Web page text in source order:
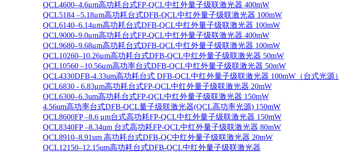
QCL4600–4.6μm高功耗台式FP-QCL中红外量子级联激光器 400mW
QCL5184 –5.18μm高功耗台式DFB-QCL中红外量子级联激光器 100mW
QCL6140–6.14μm高功耗台式DFB-QCL中红外量子级联激光器 100mW
QCL9000–9.0μm高功耗台式FP-QCL中红外量子级联激光器 400mW
QCL9680–9.68μm高功耗台式DFB-QCL中红外量子级联激光器 100mW
QCL10260–10.26μm高功耗台式DFB-QCL中红外量子级联激光器 50mW
QCL10560 –10.56μm高功率台式DFB-QCL中红外量子级联激光器 50mW
QCL4330DFB-4.33um高功耗台式 DFB-QCL中红外量子级联激光器 100mW（台式光源）
QCL6830 - 6.83μm高功耗台式FP-QCL中红外量子级联激光器 20mW
QCL6300–6.3um高功耗台式FP-QCL中红外量子级联激光器 150mW
4.56um高功率台式DFB-QCL量子级联激光器(QCL高功率光源) 150mW
QCL8600FP –8.6 μm台式高功耗FP-QCL中红外量子级联激光器 150mW
QCL8340FP –8.34um 台式高功耗FP-QCL中红外量子级联激光器 80mW
QCL8910–8.91um 高功耗台式DFB-QC中红外量子级联激光器 20mW
QCL12150–12.15um高功耗台式DFB-QCL中红外量子级联激光器